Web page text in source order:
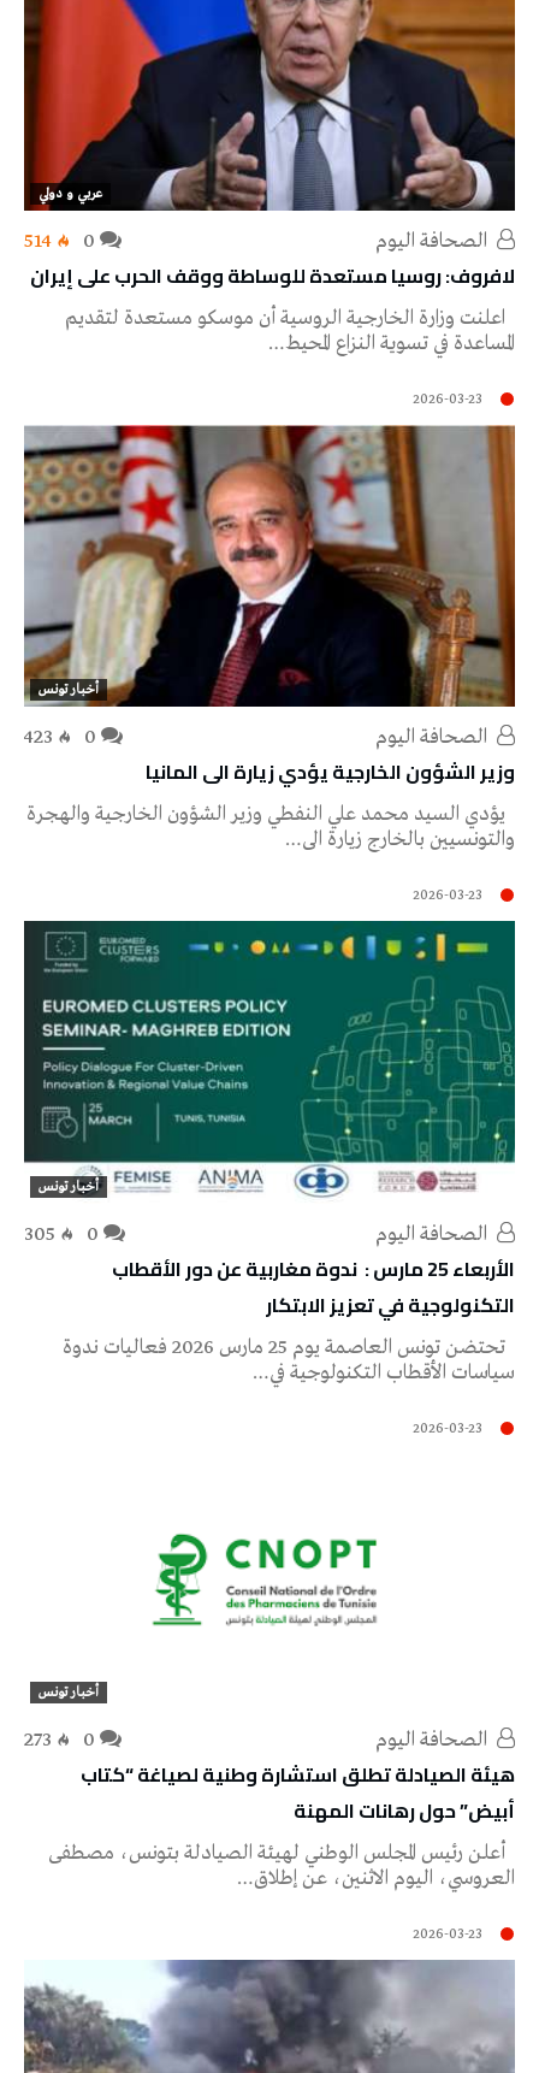
عربي و دولي
514
لافروف: روسيا مستعدة للوساطة ووقف الحرب على إيران
اعلنت وزارة الخارجية الروسية أن موسكو مستعدة لتقديم
المساعدة في تسوية النزاع المحيط…
2026-03-23
أخبار تونس
423
وزير الشؤون الخارجية يؤدي زيارة الى المانيا
يؤدي السيد محمد علي النفطي وزير الشؤون الخارجية والهجرة
والتونسيين بالخارج زيارة الى…
2026-03-23
أخبار تونس
305
الأربعاء 25 مارس : ندوة مغاربية عن دور الأقطاب
التكنولوجية في تعزيز الابتكار
تحتضن تونس العاصمة يوم 25 مارس 2026 فعاليات ندوة
سياسات الأقطاب التكنولوجية في…
2026-03-23
أخبار تونس
273
هيئة الصيادلة تطلق استشارة وطنية لصياغة “كتاب
أبيض” حول رهانات المهنة
أعلن رئيس المجلس الوطني لهيئة الصيادلة بتونس، مصطفى
العروسي، اليوم الاثنين، عن إطلاق…
2026-03-23